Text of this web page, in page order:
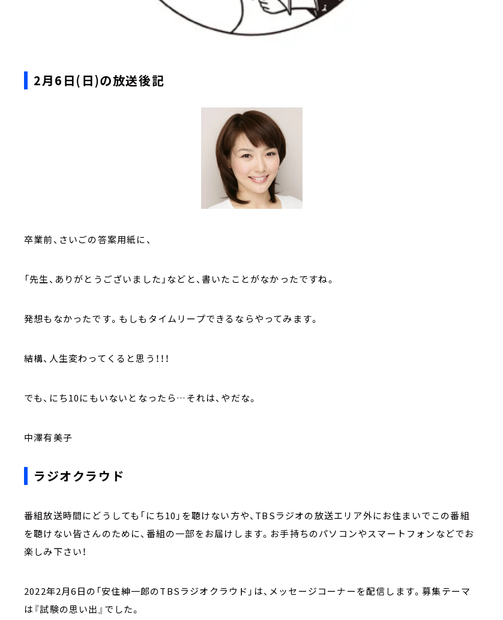
2月6日(日)の放送後記
卒業前、さいごの答案用紙に、
「先生、ありがとうございました」などと、書いたことがなかったですね。
発想もなかったです。もしもタイムリープできるならやってみます。
結構、人生変わってくると思う！！！
でも、にち10にもいないとなったら…それは、やだな。
中澤有美子
ラジオクラウド
番組放送時間にどうしても「にち10」を聴けない方や、TBSラジオの放送エリア外にお住まいでこの番組
を聴けない皆さんのために、番組の一部をお届けします。お手持ちのパソコンやスマートフォンなどでお
楽しみ下さい！
2022年2月6日の「安住紳一郎のTBSラジオクラウド」は、メッセージコーナーを配信します。募集テーマ
は『試験の思い出』でした。